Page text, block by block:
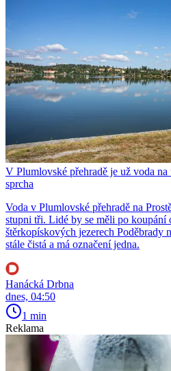
V Plumlovské přehradě je už voda
sprcha
Voda v Plumlovské přehradě na
stupni tři. Lidé by se měli po koupání
štěrkopískových jezerech Poděbrady
stále čistá a má označení jedna.
Hanácká Drbna
dnes, 04:50
1 min
Reklama